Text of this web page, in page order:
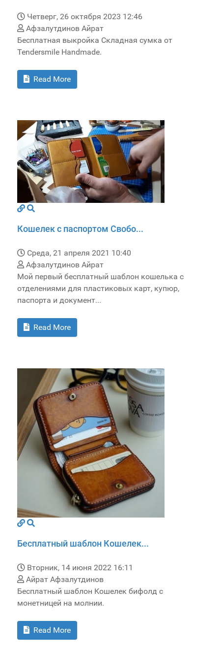
Четверг, 26 октября 2023 12:46
Афзалутдинов Айрат
Бесплатная выкройка Складная сумка от
Tendersmile Handmade.
Read More
Кошелек с паспортом Свобо...
Среда, 21 апреля 2021 10:40
Афзалутдинов Айрат
Мой первый бесплатный шаблон кошелька с
отделениями для пластиковых карт, купюр,
паспорта и документ...
Read More
Бесплатный шаблон Кошелек...
Вторник, 14 июня 2022 16:11
Айрат Афзалутдинов
Бесплатный шаблон Кошелек бифолд с
монетницей на молнии.
Read More